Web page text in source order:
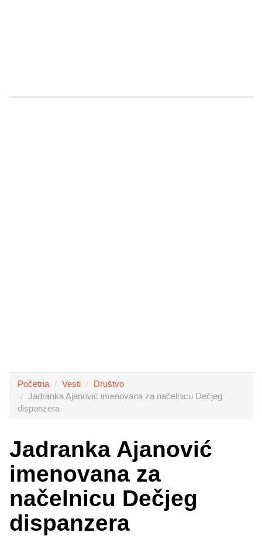
Početna Vesti
Društvo
Jadranka Ajanović imenovana za načelnicu Dečjeg
dispanzera
Jadranka Ajanović
imenovana za
načelnicu Dečjeg
dispanzera